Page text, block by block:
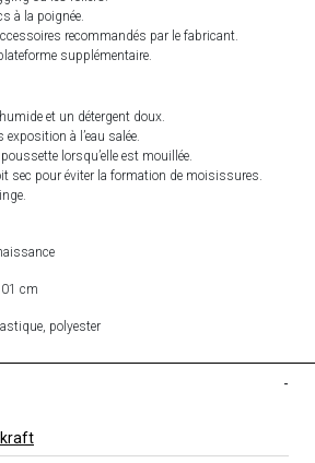
à la poignée.
recommandés par le fabricant.
supplémentaire.
et un détergent doux.
exposition à l’eau salée.
lorsqu’elle est mouillée.
sec pour éviter la formation de moisissures.
cm
polyester
-